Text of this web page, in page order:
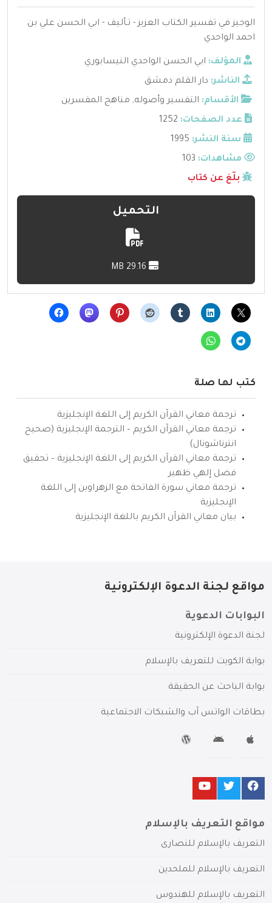
الوجيز في تفسير الكتاب العزيز - تـأليف - ابي الحسن علي بن
احمد الواحدي
المؤلف: ابي الحسن الواحدي النيسابوري
الناشر: دار القلم دمشق
الأقسام: التفسير وأصوله, مناهج المفسرين
عدد الصفحات: 1252
سنة النشر: 1995
مشاهدات:
بلّغ عن كتاب
التحميل
كتب لها صلة
ترجمة معاني القرآن الكريم إلى اللغة الإنجليزية
ترجمة معاني القرآن الكريم – الترجمة الإنجليزية (صحيح
انترناشونال)
ترجمة معاني القرآن الكريم إلى اللغة الإنجليزية – تحقيق
فضل إلهي ظهير
ترجمة معاني سورة الفاتحة مع الزهراوين إلى اللغة
الإنجليزية
بيان معاني القرآن الكريم باللغة الإنجليزية
مواقع لجنة الدعوة الإلكترونية
البوابات الدعوية
لجنة الدعوة الإلكترونية
بوابة الكويت للتعريف بالإسلام
بوابة الباحث عن الحقيقة
بطاقات الواتس آب والشبكات الاجتماعية
مواقع التعريف بالإسلام
التعريف بالإسلام للنصارى
التعريف بالإسلام للملحدين
التعريف بالإسلام للهندوس